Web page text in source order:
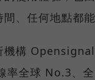
、任何地點都
構
率全球 No.3、